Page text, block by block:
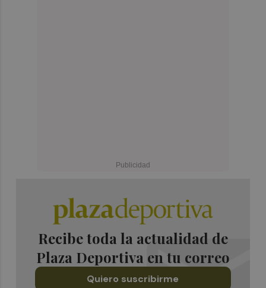
Recibe toda la actualidad de
Plaza Deportiva en tu correo
Quiero suscribirme